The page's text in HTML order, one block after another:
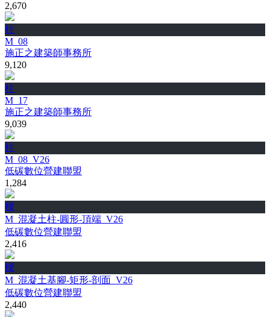
2,670
柱
M_08
施正之建築師事務所
9,120
柱
M_17
施正之建築師事務所
9,039
柱
M_08_V26
低碳數位營建聯盟
1,284
樑
M_混凝土柱-圓形-頂端_V26
低碳數位營建聯盟
2,416
樑
M_混凝土基腳-矩形-剖面_V26
低碳數位營建聯盟
2,440